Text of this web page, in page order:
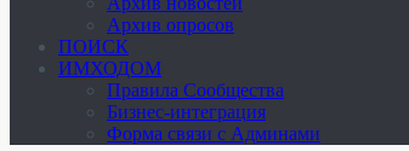
Архив опросов
ПОИСК
ИМХОДОМ
Правила Сообщества
Бизнес-интеграция
Форма связи с Админами